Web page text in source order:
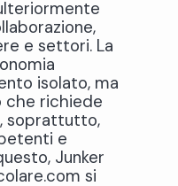
e settori. La
isolato, ma
che richiede
soprattutto,
e
Junker
si